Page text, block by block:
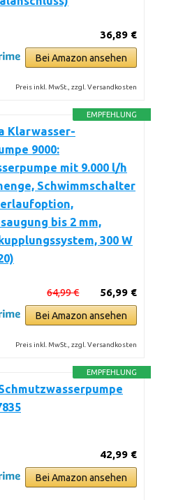
36,89 €
Bei Amazon ansehen
Preis inkl. MwSt., zzgl. Versandkosten
EMPFEHLUNG
Klarwasser-
9000:
mit 9.000 l/h
Schwimmschalter
bis 2 mm,
300 W
56,99 €
64,99 €
Bei Amazon ansehen
Preis inkl. MwSt., zzgl. Versandkosten
EMPFEHLUNG
42,99 €
Bei Amazon ansehen